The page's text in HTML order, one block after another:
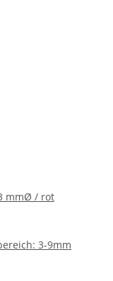
mmØ / rot